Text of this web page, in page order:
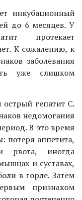
инкубационный
до 6 месяцев. У
протекает
К сожалению, к
заболевания
уже слишком
гепатит С.
недомогания
В это время
аппетита,
рвота, иногда
и суставах,
в горле. Затем
признаком